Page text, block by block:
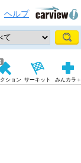
ヘルプ
ション サーキット みんカラ＋